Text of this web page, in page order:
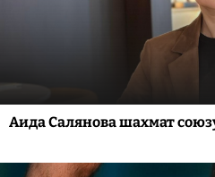
Аида Салянова шахмат